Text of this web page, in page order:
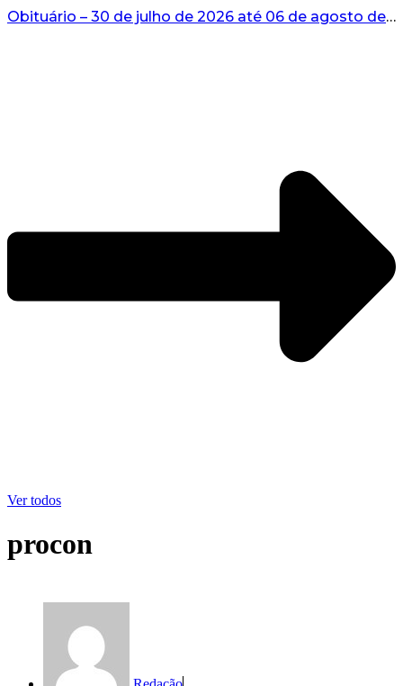
Obituário – 30 de julho de 2026 até 06 de agosto de 2026...
Ver todos
procon